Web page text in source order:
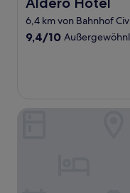
6,4 km von Bahnhof
9.4
9,4/10